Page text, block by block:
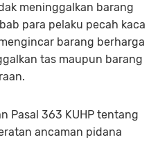
meninggalkan barang
para pelaku pecah kaca
barang berharga
tas maupun barang
Pasal 363 KUHP tentang
ancaman pidana